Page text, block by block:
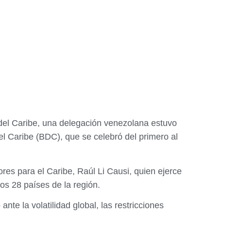
Caribe, una delegación venezolana estuvo
Caribe (BDC), que se celebró del primero al
para el Caribe, Raúl Li Causi, quien ejerce
28 países de la región.
la volatilidad global, las restricciones